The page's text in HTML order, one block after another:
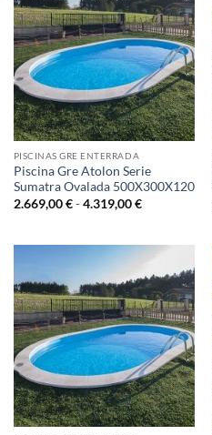
PISCINAS GRE ENTERRADA
Piscina Gre Atolon Serie
Sumatra Ovalada 500X300X120
2.669,00€ - 4.319,00€Rango
2.669,00 €
hasta
4.319,00 €